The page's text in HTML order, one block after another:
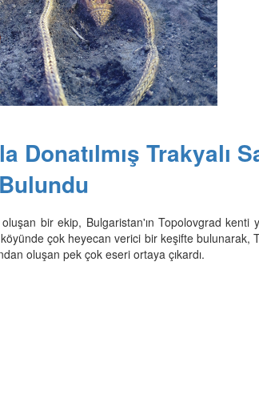
Donatılmış Trakyalı
bir ekip, Bulgaristan'ın Topolovgrad kenti
çok heyecan verici bir keşifte bulunarak,
oluşan pek çok eseri ortaya çıkardı.